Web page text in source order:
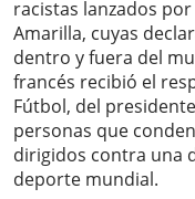
racistas lanzados
Amarilla, cuyas
dentro y fuera del
francés recibió el
Fútbol, del
personas que
dirigidos contra una
deporte mundial.